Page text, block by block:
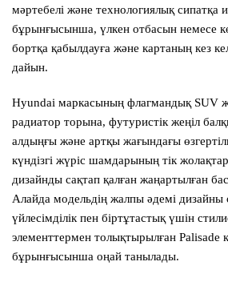
мәртебелі және технологиялық сипатқа
бұрынғысынша, үлкен отбасын немесе
бортқа қабылдауға және картаның кез
дайын.
Hyundai маркасының флагмандық SUV
радиатор торына, футуристік жеңіл
алдыңғы және артқы жағындағы
күндізгі жүріс шамдарының тік
дизайнды сақтап қалған жаңартылған
Алайда модельдің жалпы әдемі дизайны
үйлесімділік пен біртұтастық үшін
элементтермен толықтырылған Palisade
бұрынғысынша оңай танылады.